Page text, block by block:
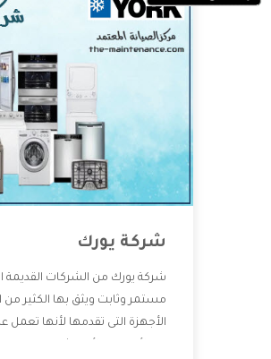
شركة يورك
شركة يورك من الشركات القديمة
مستمر وثابت ويثق بها الكثير
الأجهزة التى تقدمها لأنها تعمل